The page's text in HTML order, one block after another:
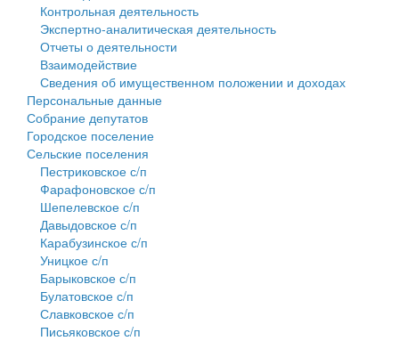
Сельские поселения
Контрольная деятельность
Экспертно-аналитическая деятельность
Отчеты о деятельности
Взаимодействие
Сведения об имущественном положении и доходах
Персональные данные
Собрание депутатов
Городское поселение
Сельские поселения
Пестриковское с/п
Фарафоновское с/п
Шепелевское с/п
Давыдовское с/п
Карабузинское с/п
Уницкое с/п
Барыковское с/п
Булатовское с/п
Славковское с/п
Письяковское с/п